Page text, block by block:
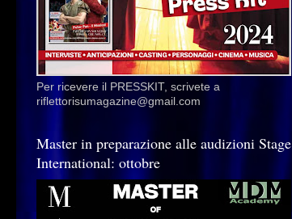
Per ricevere il PRESSKIT, scrivete a
riflettorisumagazine@gmail.com
Master in preparazione alle audizioni Stage
International: ottobre